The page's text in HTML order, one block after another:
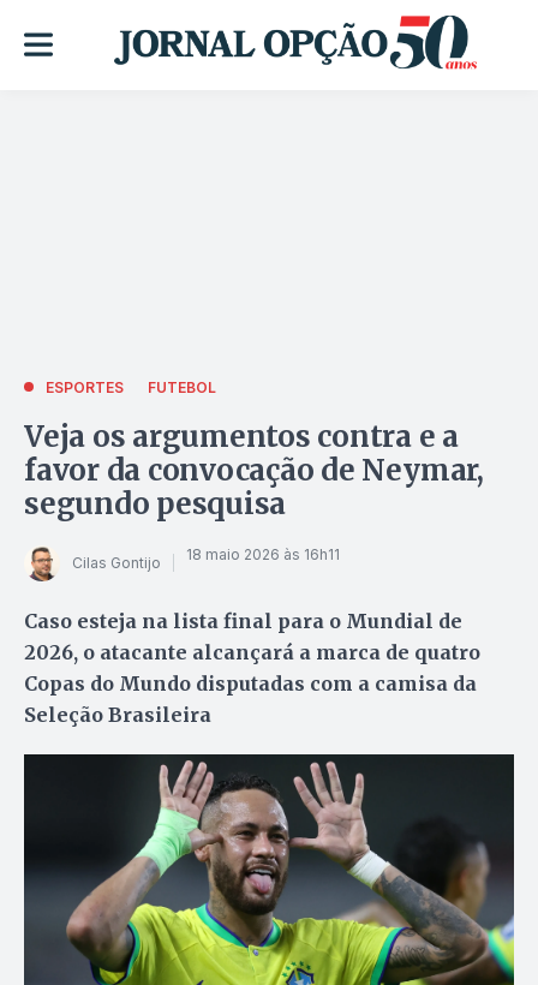
ESPORTES FUTEBOL
Veja os argumentos contra e a
favor da convocação de Neymar,
segundo pesquisa
Cilas Gontijo 18 maio 2026 às 16h11
Caso esteja na lista final para o Mundial de
2026, o atacante alcançará a marca de quatro
Copas do Mundo disputadas com a camisa da
Seleção Brasileira